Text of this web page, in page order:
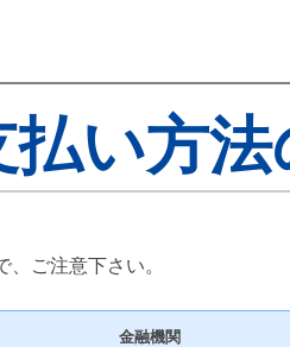
払い方
ご注意下さい。
金融機関